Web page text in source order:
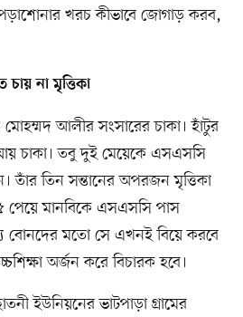
খরচ কীভাবে জোগাড় করব,
না মৃত্তিকা
মোহম্মদ আলীর সংসারের চাকা। হাঁটুর
চাকা। তবু দুই মেয়েকে এসএসসি
তাঁর তিন সন্তানের অপরজন মৃত্তিকা
পেয়ে মানবিকে এসএসসি পাস
বোনদের মতো সে এখনই বিয়ে করবে
অর্জন করে বিচারক হবে।
ইউনিয়নের ভাটপাড়া গ্রামের